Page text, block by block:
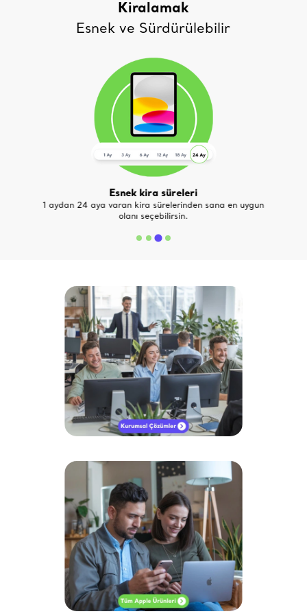
Kiralamak
Esnek ve Sürdürülebilir
Üst modele geç veya iade et
Kiralaman devam ederken ürününü üst modeli ile
değiştirebilir ya da kira sürenin sonunda iade